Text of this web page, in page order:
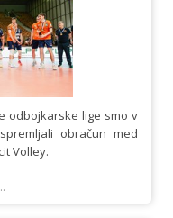
odbojkarske lige smo v
obračun med
Volley.